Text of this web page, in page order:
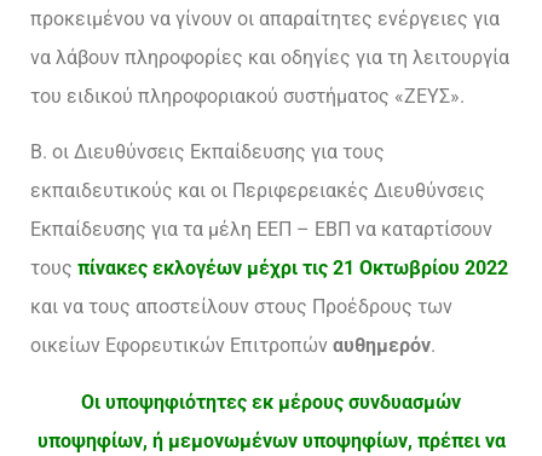
προκειμένου να γίνουν οι απαραίτητες ενέργειες για
να λάβουν πληροφορίες και οδηγίες για τη λειτουργία
του ειδικού πληροφοριακού συστήματος «ΖΕΥΣ».
Β. οι Διευθύνσεις Εκπαίδευσης για τους
εκπαιδευτικούς και οι Περιφερειακές Διευθύνσεις
Εκπαίδευσης για τα μέλη ΕΕΠ – ΕΒΠ να καταρτίσουν
τους πίνακες εκλογέων μέχρι τις 21 Οκτωβρίου 2022
και να τους αποστείλουν στους Προέδρους των
οικείων Εφορευτικών Επιτροπών αυθημερόν.
Οι υποψηφιότητες εκ μέρους συνδυασμών
υποψηφίων, ή μεμονωμένων υποψηφίων, πρέπει να